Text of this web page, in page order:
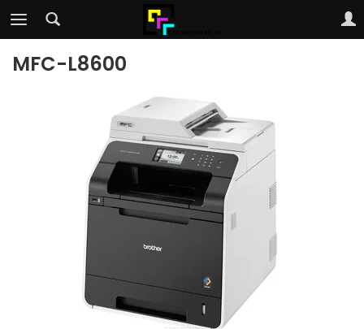
MFC-L8600